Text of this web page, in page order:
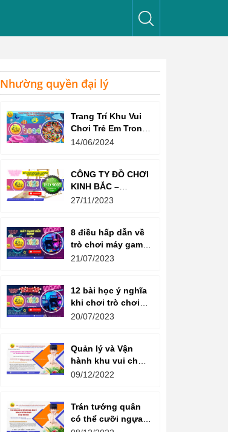
Nhường quyền đại lý
Trang Trí Khu Vui
Chơi Trẻ Em Trong
Nhà Như Thế Nào
14/06/2024
CÔNG TY ĐỒ CHƠI
KINH BẮC –
CHỨNG CHỈ ISO
27/11/2023
8 điều hấp dẫn về
trò chơi máy game
bắn súng
21/07/2023
12 bài học ý nghĩa
khi chơi trò chơi
máy game đua xe
20/07/2023
Quản lý và Vận
hành khu vui chơi
giải trí -
amusement parks
09/12/2022
Trán tướng quân
có thể cưỡi ngựa,